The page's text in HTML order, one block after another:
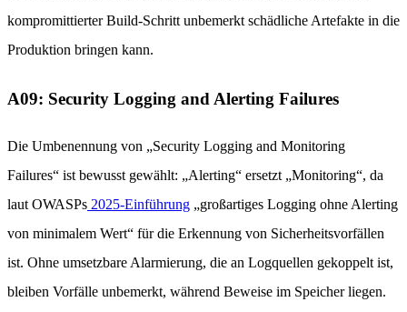
kompromittierter Build-Schritt unbemerkt schädliche Artefakte in die
Produktion bringen kann.
A09: Security Logging and Alerting Failures
Die Umbenennung von „Security Logging and Monitoring
Failures“ ist bewusst gewählt: „Alerting“ ersetzt „Monitoring“, da
laut OWASPs 2025-Einführung „großartiges Logging ohne Alerting
von minimalem Wert“ für die Erkennung von Sicherheitsvorfällen
ist. Ohne umsetzbare Alarmierung, die an Logquellen gekoppelt ist,
bleiben Vorfälle unbemerkt, während Beweise im Speicher liegen.